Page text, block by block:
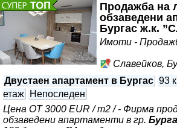
просторен хол с кухня, спалня, баня
балкон с излаз от двете стаи. Нова
една от малкото в
Бургас,
Комплексът разполага с подземен
хидравлични асансьора във всеки
пожарогасене и видеонаблюдение.
обзаведен с модерни мебели от
материали и е напълно готов за
Продажба на
обзаведени
Бургас ж.к.
Имоти -
Славейков,
Двустаен апартамент в Бургас 93
етаж
Непоследен
Цена ОТ 3000 EUR / m2 / - Фирма
обзаведени апартаменти в гр.